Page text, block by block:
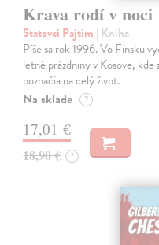
Krava rodí v noci
Statovci Pajtim | Kniha
Píše sa rok 1996. Vo Fínsku
letné prázdniny v Kosove,
poznačia na celý život.
Na sklade ?
17,01 €
18,90 € ?